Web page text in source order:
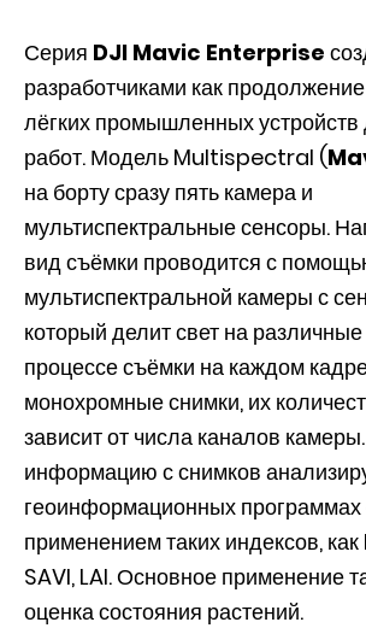
Серия DJI Mavic Enterprise
разработчиками как
лёгких промышленных
работ. Модель Multispectral (
на борту сразу пять камера и
мультиспектральные сенсоры.
вид съёмки проводится с
мультиспектральной камеры с
который делит свет на
процессе съёмки на каждом
монохромные снимки, их
зависит от числа каналов
информацию с снимков
геоинформационных программах
применением таких индексов, как
SAVI, LAI. Основное применение
оценка состояния растений.